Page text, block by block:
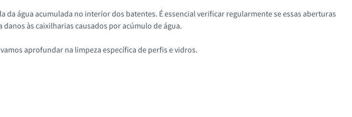
água acumulada no interior dos batentes. É essencial verificar regularmente se essas aberturas
às caixilharias causados por acúmulo de água.
aprofundar na limpeza específica de perfis e vidros.